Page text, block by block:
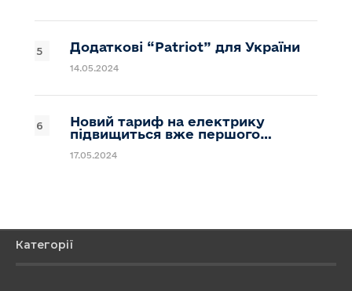
Додаткові “Patriot” для України
14.05.2024
Новий тариф на електрику
підвищиться вже першого…
17.05.2024
Категорії